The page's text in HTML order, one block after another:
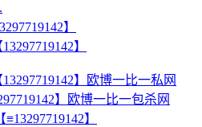
】
】
】欧博一比一私网
】欧博一比一包杀网
】